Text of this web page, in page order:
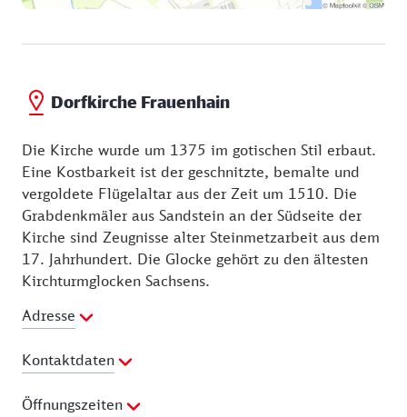
Dorfkirche Frauenhain
Die Kirche wurde um 1375 im gotischen Stil erbaut.
Eine Kostbarkeit ist der geschnitzte, bemalte und
vergoldete Flügelaltar aus der Zeit um 1510. Die
Grabdenkmäler aus Sandstein an der Südseite der
Kirche sind Zeugnisse alter Steinmetzarbeit aus dem
17. Jahrhundert. Die Glocke gehört zu den ältesten
Kirchturmglocken Sachsens.
Adresse
Kontaktdaten
Telefon:035263 68150
Öffnungszeiten